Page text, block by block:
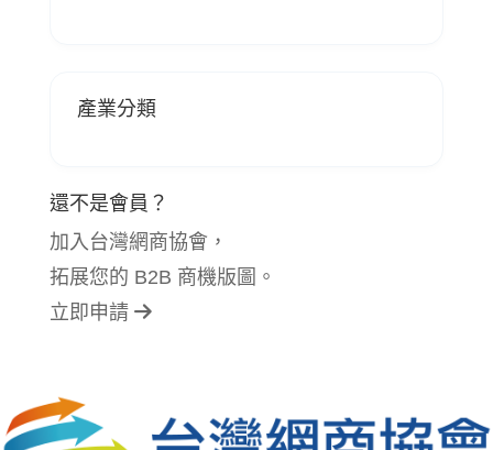
產業分類
還不是會員？
加入台灣網商協會，
拓展您的 B2B 商機版圖。
立即申請